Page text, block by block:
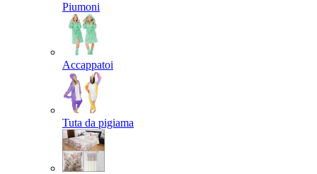
Piumoni
Accappatoi
Tuta da pigiama